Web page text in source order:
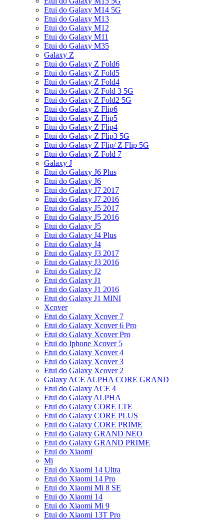
Etui do Galaxy M14 5G
Etui do Galaxy M13
Etui do Galaxy M12
Etui do Galaxy M11
Etui do Galaxy M35
Galaxy Z
Etui do Galaxy Z Fold6
Etui do Galaxy Z Fold5
Etui do Galaxy Z Fold4
Etui do Galaxy Z Fold 3 5G
Etui do Galaxy Z Fold2 5G
Etui do Galaxy Z Flip6
Etui do Galaxy Z Flip5
Etui do Galaxy Z Flip4
Etui do Galaxy Z Flip3 5G
Etui do Galaxy Z Flip/ Z Flip 5G
Etui do Galaxy Z Fold 7
Galaxy J
Etui do Galaxy J6 Plus
Etui do Galaxy J6
Etui do Galaxy J7 2017
Etui do Galaxy J7 2016
Etui do Galaxy J5 2017
Etui do Galaxy J5 2016
Etui do Galaxy J5
Etui do Galaxy J4 Plus
Etui do Galaxy J4
Etui do Galaxy J3 2017
Etui do Galaxy J3 2016
Etui do Galaxy J2
Etui do Galaxy J1
Etui do Galaxy J1 2016
Etui do Galaxy J1 MINI
Xcover
Etui do Galaxy Xcover 7
Etui do Galaxy Xcover 6 Pro
Etui do Galaxy Xcover Pro
Etui do Iphone Xcover 5
Etui do Galaxy Xcover 4
Etui do Galaxy Xcover 3
Etui do Galaxy Xcover 2
Galaxy ACE ALPHA CORE GRAND
Etui do Galaxy ACE 4
Etui do Galaxy ALPHA
Etui do Galaxy CORE LTE
Etui do Galaxy CORE PLUS
Etui do Galaxy CORE PRIME
Etui do Galaxy GRAND NEO
Etui do Galaxy GRAND PRIME
Etui do Xiaomi
Mi
Etui do Xiaomi 14 Ultra
Etui do Xiaomi 14 Pro
Etui do Xiaomi Mi 8 SE
Etui do Xiaomi 14
Etui do Xiaomi Mi 9
Etui do Xiaomi 13T Pro